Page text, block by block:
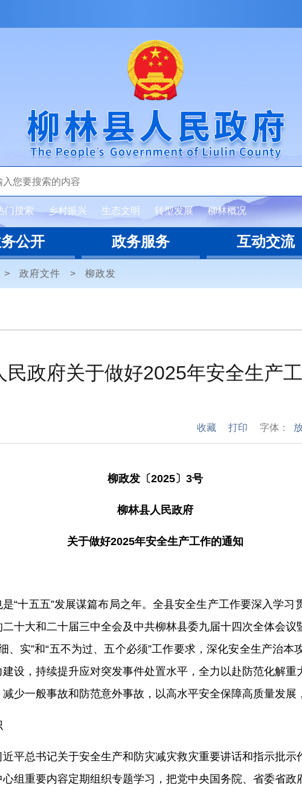
门搜索 乡村振兴 生态文明 转型发展 柳林概况
公开 政务服务 互动交流
> 政府文件 > 柳政发
民政府关于做好2025年安全生产
收藏 打印 字体：
柳政发〔2025〕 3号
柳林县人民政府
关于做好2025年安全生产工作的通知
“十五五”发展谋篇布局之年。全县安全生产工作要深入学习
十大和二十届三中全会及中共柳林县委九届十四次全体会议
、实”和“五不为过、五个必须”工作要求，深化安全生产治本
设，持续提升应对突发事件处置水平， 全力以赴防范化解重
少一般事故和防范意外事故，以高水平安全保障高质量发展
近平总书记关于安全生产和防灾减灾救灾重要讲话和指示批
组重要内容定期组织专题学习，把党中央国务院、 省委省政